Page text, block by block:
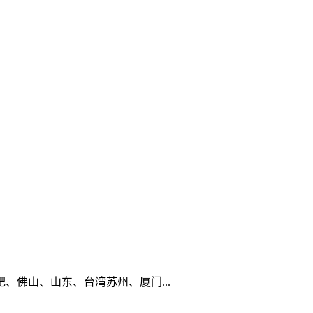
佛山、山东、台湾苏州、厦门...